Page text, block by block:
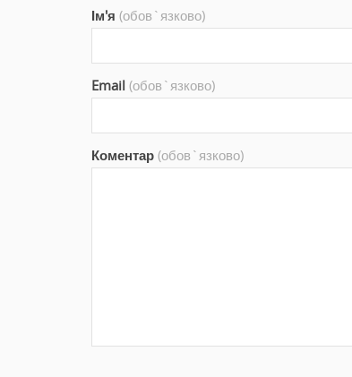
Ім'я (обов`язково)
Email (обов`язково)
Коментар (обов`язково)